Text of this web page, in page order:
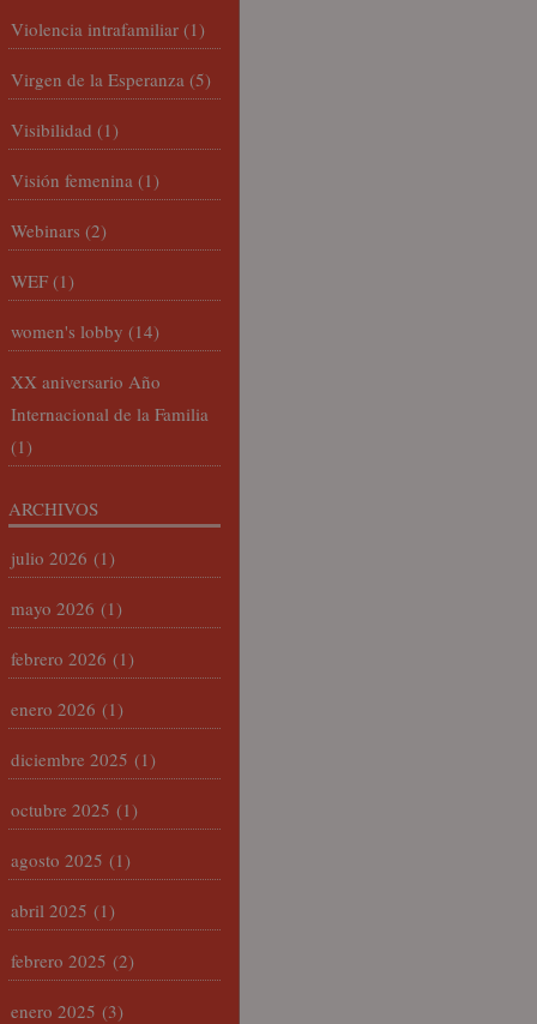
Violencia intrafamiliar (1)
Virgen de la Esperanza (5)
Visibilidad (1)
Visión femenina (1)
Webinars (2)
WEF (1)
women's lobby (14)
XX aniversario Año
Internacional de la Familia
(1)
ARCHIVOS
julio 2026 (1)
mayo 2026 (1)
febrero 2026 (1)
enero 2026 (1)
diciembre 2025 (1)
octubre 2025 (1)
agosto 2025 (1)
abril 2025 (1)
febrero 2025 (2)
enero 2025 (3)